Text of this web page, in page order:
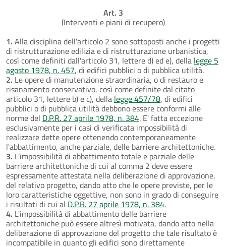
Art. 3
(Interventi e piani di recupero)
1. Alla disciplina dell'articolo 2 sono sottoposti anche i progetti
di ristrutturazione edilizia e di ristrutturazione urbanistica,
così come definiti dall'articolo 31, lettere d) ed e), della legge 5
agosto 1978, n. 457, di edifici pubblici o di pubblica utilità.
2. Le opere di manutenzione straordinaria, o di restauro e
risanamento conservativo, così come definite dal citato
articolo 31, lettere b) e c), della legge 457/78, di edifici
pubblici o di pubblica utilità debbono essere conformi alle
norme del D.P.R. 27 aprile 1978, n. 384. E' fatta eccezione
esclusivamente per i casi di verificata impossibilità di
realizzare dette opere ottenendo contemporaneamente
l'abbattimento, anche parziale, delle barriere architettoniche.
3. L'impossibilità di abbattimento totale e parziale delle
barriere architettoniche di cui al comma 2 deve essere
espressamente attestata nella deliberazione di approvazione,
del relativo progetto, dando atto che le opere previste, per le
loro caratteristiche oggettive, non sono in grado di conseguire
i risultati di cui al D.P.R. 27 aprile 1978, n. 384.
4. L'impossibilità di abbattimento delle barriere
architettoniche può essere altresì motivata, dando atto nella
deliberazione di approvazione del progetto che tale risultato è
incompatibile in quanto gli edifici sono direttamente